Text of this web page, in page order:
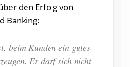
den Erfolg von
Banking:
beim Kunden ein gutes
Er darf sich nicht